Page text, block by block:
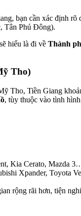
bạn cần xác định
Tân Phú Đông).
hiểu là đi về Thành
Tho)
Tho, Tiền Giang
, tùy thuộc vào tình
Kia Cerato, Mazda
Xpander, Toyota
rộng rãi hơn, tiện